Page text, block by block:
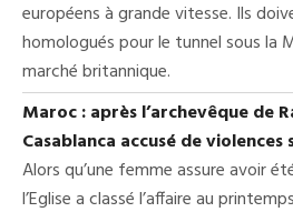
européens à grande vitesse. Ils
homologués pour le tunnel sous la
marché britannique.
Maroc : après l’archevêque de
Casablanca accusé de violences
Alors qu’une femme assure avoir
l’Eglise a classé l’affaire au